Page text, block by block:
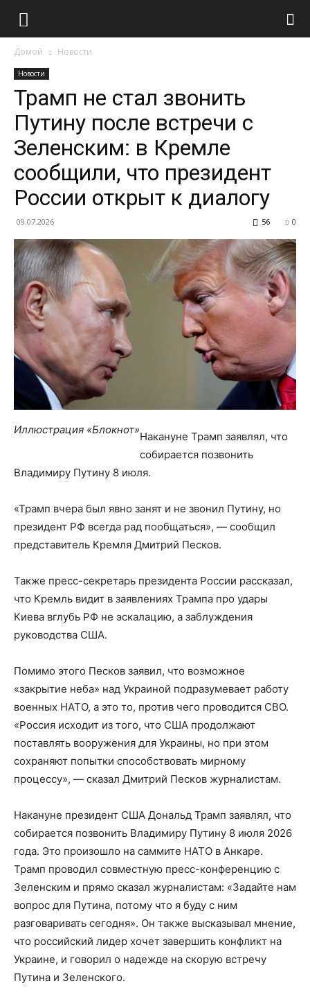
Домой Новости
Новости
Трамп не стал звонить
Путину после встречи с
Зеленским: в Кремле
сообщили, что президент
России открыт к диалогу
09.07.2026 0
56
Иллюстрация «Блокнот»
Накануне Трамп заявлял, что
собирается позвонить
Владимиру Путину 8 июля.
«Трамп вчера был явно занят и не звонил Путину, но
президент РФ всегда рад пообщаться», — сообщил
представитель Кремля Дмитрий Песков.
Также пресс-секретарь президента России рассказал,
что Кремль видит в заявлениях Трампа про удары
Киева вглубь РФ не эскалацию, а заблуждения
руководства США.
Помимо этого Песков заявил, что возможное
«закрытие неба» над Украиной подразумевает работу
военных НАТО, а это то, против чего проводится СВО.
«Россия исходит из того, что США продолжают
поставлять вооружения для Украины, но при этом
сохраняют попытки способствовать мирному
процессу», — сказал Дмитрий Песков журналистам.
Накануне президент США Дональд Трамп заявлял, что
собирается позвонить Владимиру Путину 8 июля 2026
года. Это произошло на саммите НАТО в Анкаре.
Трамп проводил совместную пресс-конференцию с
Зеленским и прямо сказал журналистам: «Задайте нам
вопрос для Путина, потому что я буду с ним
разговаривать сегодня». Он также высказывал мнение,
что российский лидер хочет завершить конфликт на
Украине, и говорил о надежде на скорую встречу
Путина и Зеленского.